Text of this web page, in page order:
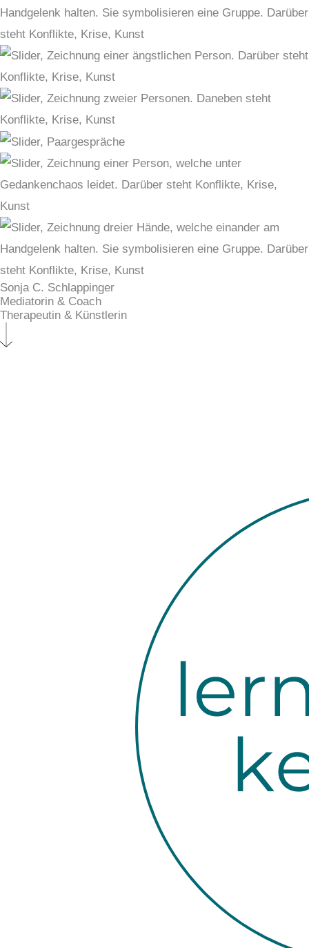
Sonja C. Schlappinger
Mediatorin & Coach
Therapeutin & Künstlerin